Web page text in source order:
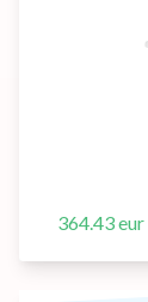
364.43 eur